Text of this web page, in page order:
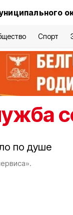
Спорт
по душе